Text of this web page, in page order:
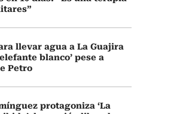
llevar agua a La Guajira
blanco’ pese a
Petro
protagoniza ‘La